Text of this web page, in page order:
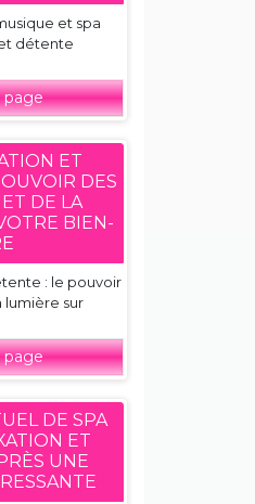
et spa
détente
page
ET
DES
DE LA
BIEN-
: le pouvoir
lumière sur
page
DE SPA
ET
UNE